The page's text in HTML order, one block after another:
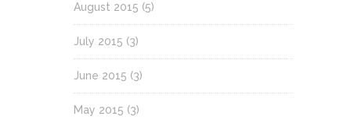
August 2015 (5)
July 2015 (3)
June 2015 (3)
May 2015 (3)